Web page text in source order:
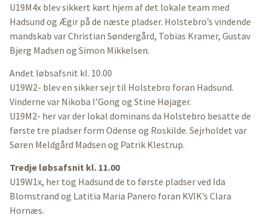
U19M4x blev sikkert kørt hjem af det lokale team med
Hadsund og Ægir på de næste pladser. Holstebro’s vindende
mandskab var Christian Søndergård, Tobias Kramer, Gustav
Bjerg Madsen og Simon Mikkelsen.
Andet løbsafsnit kl. 10.00
U19W2- blev en sikker sejr til Holstebro foran Hadsund.
Vinderne var Nikoba I’Gong og Stine Højager.
U19M2- her var der lokal dominans da Holstebro besatte de
første tre pladser form Odense og Roskilde. Sejrholdet var
Søren Meldgård Madsen og Patrik Klestrup.
Tredje løbsafsnit kl. 11.00
U19W1x, her tog Hadsund de to første pladser ved Ida
Blomstrand og Latitia Maria Panero foran KVIK’s Clara
Hornæs.